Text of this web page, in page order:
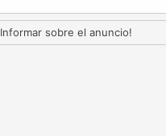
Informar sobre el anuncio!